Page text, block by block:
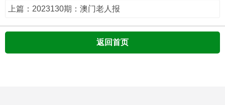
上篇：2023130期：澳门老人报
返回首页